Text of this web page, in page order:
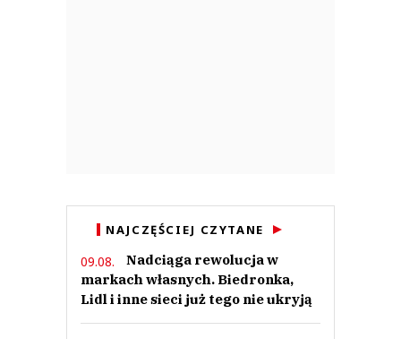
NAJCZĘŚCIEJ CZYTANE
09.08.
Nadciąga rewolucja w
markach własnych. Biedronka,
Lidl i inne sieci już tego nie ukryją